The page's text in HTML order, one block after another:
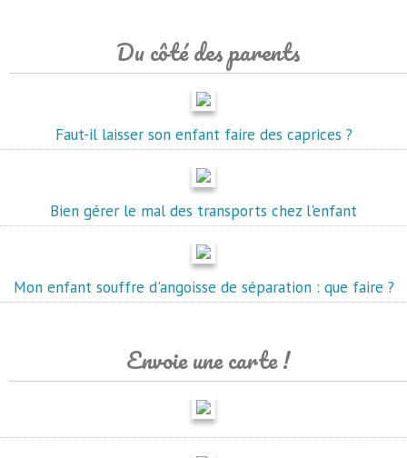
Du côté des parents
Faut-il laisser son enfant faire des caprices ?
Bien gérer le mal des transports chez l'enfant
Mon enfant souffre d'angoisse de séparation : que faire ?
Envoie une carte !